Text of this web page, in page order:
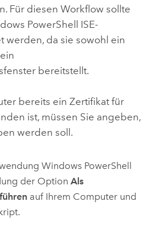
Für diesen Workflow sollte
PowerShell ISE-
werden, da sie sowohl ein
bereitstellt.
bereits ein Zertifikat für
ist, müssen Sie angeben,
werden soll.
Windows PowerShell
der Option Als
auf Ihrem Computer und